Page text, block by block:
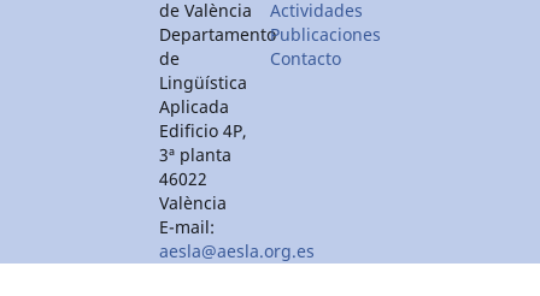
de València
Departamento
de
Lingüística
Aplicada
Edificio 4P,
3ª planta
46022
València
E-mail:
aesla@aesla.org.es
Actividades
Publicaciones
Contacto